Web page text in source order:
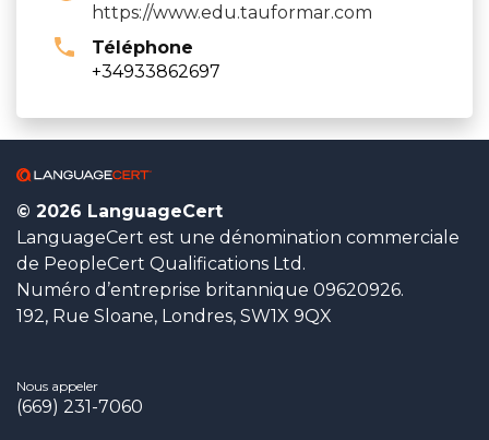
https://www.edu.tauformar.com
Téléphone
+34933862697
© 2026 LanguageCert
LanguageCert est une dénomination commerciale
de PeopleCert Qualifications Ltd.
Numéro d’entreprise britannique 09620926.
192, Rue Sloane, Londres, SW1X 9QX
Nous appeler
(669) 231-7060